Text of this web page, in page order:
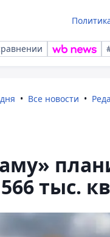
Все новости
тыс.